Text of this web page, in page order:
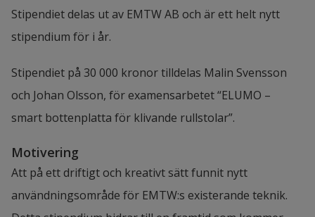
Stipendiet delas ut av EMTW AB och är ett helt nytt
stipendium för i år.
Stipendiet på 30 000 kronor tilldelas Malin Svensson
och Johan Olsson, för examensarbetet “ELUMO –
smart bottenplatta för klivande rullstolar”.
Motivering
Att på ett driftigt och kreativt sätt funnit nytt
användningsområde för EMTW:s existerande teknik.